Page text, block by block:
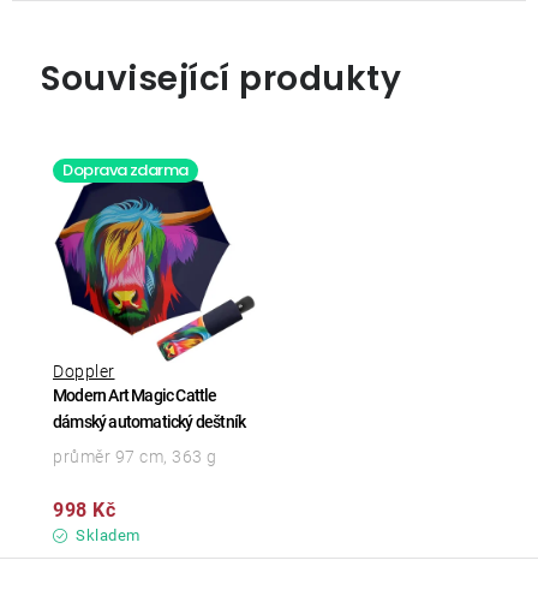
Související produkty
Doprava zdarma
Modern Art Magic Cattle
dámský automatický deštník
Doppler
Skladem
998 Kč
průměr 97 cm, 363 g